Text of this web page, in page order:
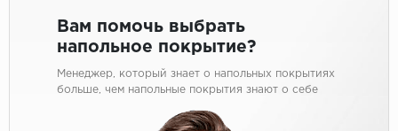
Вам помочь выбрать
напольное покрытие?
Менеджер, который знает о напольных покрытиях
больше, чем напольные покрытия знают о себе